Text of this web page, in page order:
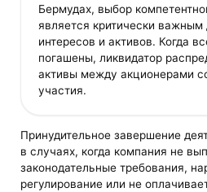
Бермудах, выбор
является критически
интересов и активов. Когда
погашены, ликвидатор
активы между акционерами
участия.
Принудительное завершение
в случаях, когда компания не
законодательные требования,
регулирование или не